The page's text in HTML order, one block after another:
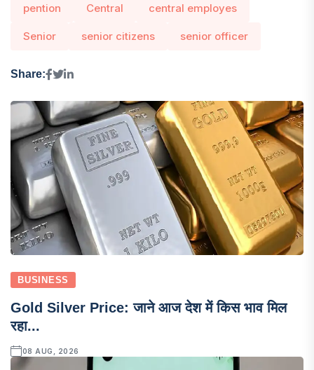
pention Central central employes
Senior senior citizens senior officer
Share:
BUSINESS
Gold Silver Price: जाने आज देश में किस भाव मिल
रहा...
08 AUG, 2026